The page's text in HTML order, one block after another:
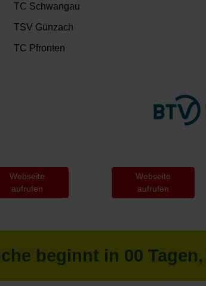
TC Schwangau
TSV Günzach
TC Pfronten
Webseite
aufrufen
Webseite
aufrufen
beginnt in 00 Tagen,